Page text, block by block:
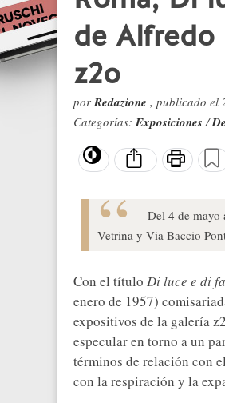
de Alfredo
z2o
porRedazione , publicado el
Categorías:Exposiciones/
Del 4 de mayo
Vetrina y Via Baccio
Con el título Di luce e di
enero de 1957)
expositivos de la galería
especular en torno a un
términos de relación con
con la respiración y la